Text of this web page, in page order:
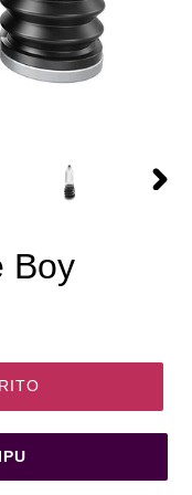
Boy